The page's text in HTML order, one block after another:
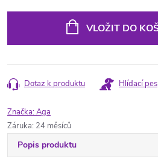
VLOŽIT DO
Dotaz k produktu Hlídací pes
Značka:Aga
Záruka: 24 měsíců
Popis produktu